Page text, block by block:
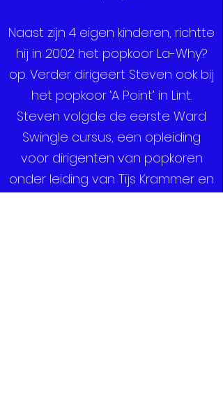
Naast zijn 4 eigen kinderen, richtte
hij in 2002 het popkoor La-Why?
op. Verder dirigeert Steven ook bij
het popkoor ‘A Point’ in Lint.
Steven volgde de eerste Ward
Swingle cursus, een opleiding
voor dirigenten van popkoren
onder leiding van Tijs Krammer en